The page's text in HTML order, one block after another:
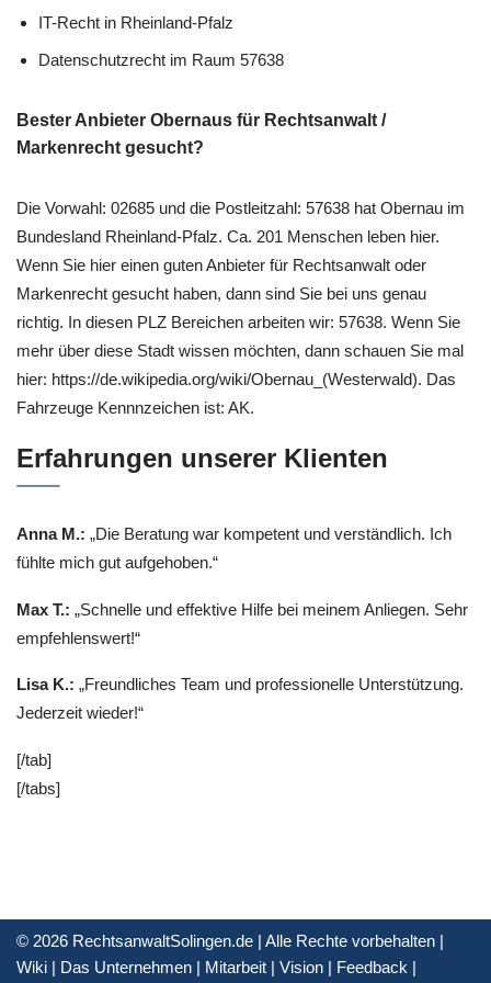
IT-Recht in Rheinland-Pfalz
Datenschutzrecht im Raum 57638
Bester Anbieter Obernaus für Rechtsanwalt /
Markenrecht gesucht?
Die Vorwahl: 02685 und die Postleitzahl: 57638 hat Obernau im
Bundesland Rheinland-Pfalz. Ca. 201 Menschen leben hier.
Wenn Sie hier einen guten Anbieter für Rechtsanwalt oder
Markenrecht gesucht haben, dann sind Sie bei uns genau
richtig. In diesen PLZ Bereichen arbeiten wir: 57638. Wenn Sie
mehr über diese Stadt wissen möchten, dann schauen Sie mal
hier: https://de.wikipedia.org/wiki/Obernau_(Westerwald). Das
Fahrzeuge Kennnzeichen ist: AK.
Erfahrungen unserer Klienten
Anna M.: „Die Beratung war kompetent und verständlich. Ich
fühlte mich gut aufgehoben.“
Max T.: „Schnelle und effektive Hilfe bei meinem Anliegen. Sehr
empfehlenswert!“
Lisa K.: „Freundliches Team und professionelle Unterstützung.
Jederzeit wieder!“
[/tab]
[/tabs]
© 2026 RechtsanwaltSolingen.de | Alle Rechte vorbehalten |
Wiki
Das Unternehmen Mitarbeit Vision Feedback